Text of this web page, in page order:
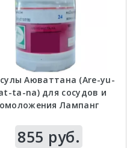
Аюваттана (Are-yu-
ta-na) для сосудов и
омоложения Лампанг
855 руб.